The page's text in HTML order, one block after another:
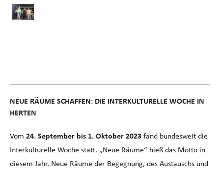
NEUE RÄUME SCHAFFEN: DIE INTERKULTURELLE WOCHE IN
HERTEN
Vom 24. September bis 1. Oktober 2023 fand bundesweit die
Interkulturelle Woche statt. „Neue Räume“ hieß das Motto in
diesem Jahr. Neue Räume der Begegnung, des Austauschs und